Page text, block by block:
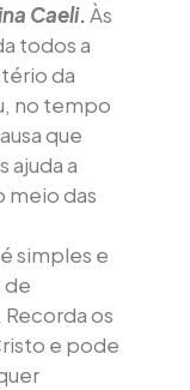
Caeli.Às
todos a
da
no tempo
que
ajuda a
meio das
simples e
de
os
e pode